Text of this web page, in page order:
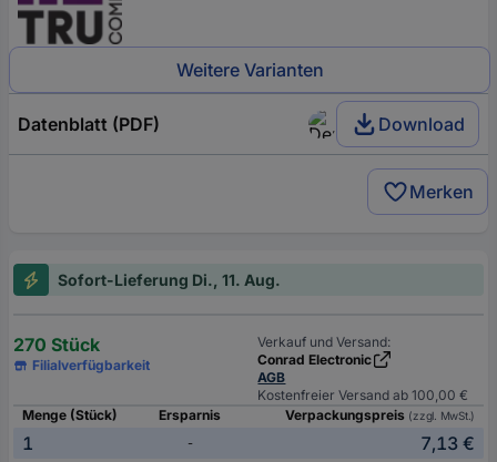
Weitere Varianten
Datenblatt (PDF) Download
Merken
Sofort-Lieferung Di., 11. Aug.
270 Stück
Filialverfügbarkeit
Verkauf und Versand:
Conrad Electronic
AGB
Kostenfreier Versand ab 100,00 €
Menge (Stück)
Ersparnis Verpackungspreis (zzgl. MwSt.)
1 -
7,13 €